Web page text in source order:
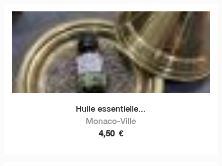
Huile essentielle...
Monaco-Ville
4,50 €